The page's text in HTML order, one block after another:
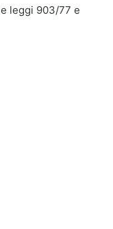
leggi 903/77 e